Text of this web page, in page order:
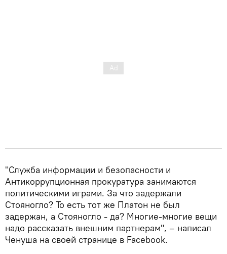
"Служба информации и безопасности и
Антикоррупционная прокуратура занимаются
политическими играми. За что задержали
Стояногло? То есть тот же Платон не был
задержан, а Стояногло - да? Многие-многие вещи
надо рассказать внешним партнерам", – написал
Ченуша на своей странице в Facebook.